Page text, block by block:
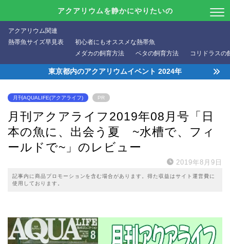
アクアリウムを静かにやりたいの
アクアリウム関連
熱帯魚サイズ早見表
初心者にもオススメな熱帯魚
メダカの飼育方法
ベタの飼育方法 コリドラスの
東京都内のアクアリウムイベント 2024年
月刊AQUALIFE(アクアライフ) PR
月刊アクアライフ2019年08月号「日
本の魚に、出会う夏 ~水槽で、フィ
ールドで~」のレビュー
2019年8月9日
記事内に商品プロモーションを含む場合があります。得た収益はサイト運営費に
使用しております。